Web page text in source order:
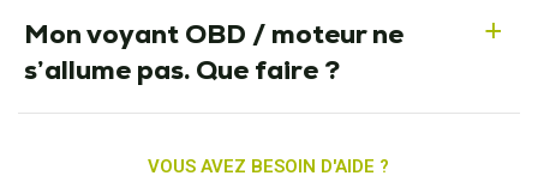
a
Mon voyant OBD / moteur ne
s’allume pas. Que faire ?
VOUS AVEZ BESOIN D'AIDE ?